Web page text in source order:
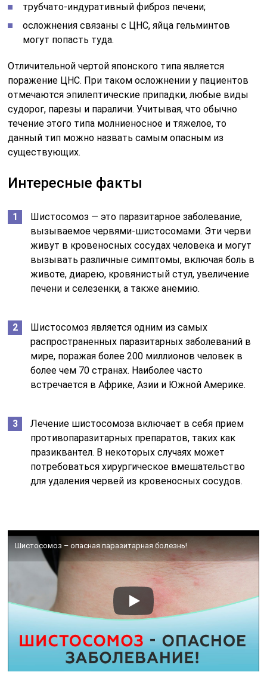
трубчато-индуративный фиброз печени;
осложнения связаны с ЦНС, яйца гельминтов
могут попасть туда.
Отличительной чертой японского типа является
поражение ЦНС. При таком осложнении у пациентов
отмечаются эпилептические припадки, любые виды
судорог, парезы и параличи. Учитывая, что обычно
течение этого типа молниеносное и тяжелое, то
данный тип можно назвать самым опасным из
существующих.
Интересные факты
Шистосомоз — это паразитарное заболевание,
вызываемое червями-шистосомами. Эти черви
живут в кровеносных сосудах человека и могут
вызывать различные симптомы, включая боль в
животе, диарею, кровянистый стул, увеличение
печени и селезенки, а также анемию.
Шистосомоз является одним из самых
распространенных паразитарных заболеваний в
мире, поражая более 200 миллионов человек в
более чем 70 странах. Наиболее часто
встречается в Африке, Азии и Южной Америке.
Лечение шистосомоза включает в себя прием
противопаразитарных препаратов, таких как
празиквантел. В некоторых случаях может
потребоваться хирургическое вмешательство
для удаления червей из кровеносных сосудов.
Шистосомоз – опасная паразитарная болезнь!